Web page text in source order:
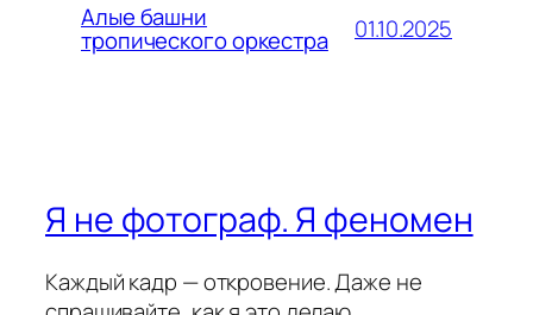
Алые башни
тропического оркестра 01.10.2025
Я не фотограф. Я феномен
Каждый кадр — откровение. Даже не